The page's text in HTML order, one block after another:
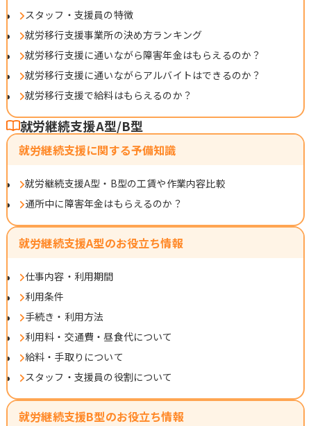
スタッフ・支援員の特徴
就労移行支援事業所の決め方ランキング
就労移行支援に通いながら障害年金はもらえるのか？
就労移行支援に通いながらアルバイトはできるのか？
就労移行支援で給料はもらえるのか？
就労継続支援A型/B型
就労継続支援に関する予備知識
就労継続支援A型・B型の工賃や作業内容比較
通所中に障害年金はもらえるのか？
就労継続支援A型のお役立ち情報
仕事内容・利用期間
利用条件
手続き・利用方法
利用料・交通費・昼食代について
給料・手取りについて
スタッフ・支援員の役割について
就労継続支援B型のお役立ち情報